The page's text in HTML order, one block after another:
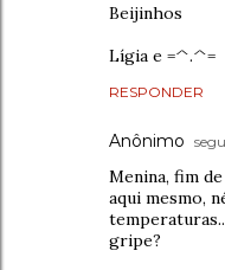
Beijinhos
Lígia e =^.^=
RESPONDER
Anônimo
Menina, fim
aqui mesmo,
gripe?